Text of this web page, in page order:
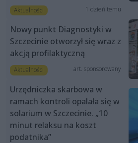
Aktualności 1 dzień temu
Nowy punkt Diagnostyki w
Szczecinie otworzył się wraz z
akcją profilaktyczną
Aktualności art. sponsorowany
Urzędniczka skarbowa w
ramach kontroli opalała się w
solarium w Szczecinie. „10
minut relaksu na koszt
podatnika”